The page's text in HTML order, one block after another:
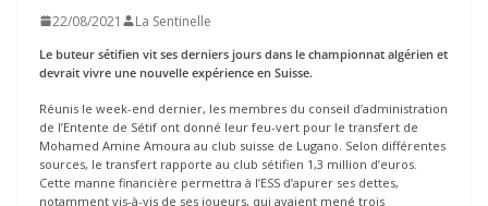
22/08/2021 La Sentinelle
Le buteur sétifien vit ses derniers jours dans le championnat algérien et
devrait vivre une nouvelle expérience en Suisse.
Réunis le week-end dernier, les membres du conseil d’administration
de l’Entente de Sétif ont donné leur feu-vert pour le transfert de
Mohamed Amine Amoura au club suisse de Lugano. Selon différentes
sources, le transfert rapporte au club sétifien 1,3 million d’euros.
Cette manne financière permettra à l’ESS d’apurer ses dettes,
notamment vis-à-vis de ses joueurs, qui avaient mené trois